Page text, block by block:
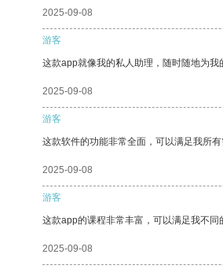
2025-09-08
游客
这款app就像我的私人助理，随时随地为我
2025-09-08
游客
这款软件的功能非常全面，可以满足我所有
2025-09-08
游客
这款app的课程非常丰富，可以满足我不同
2025-09-08